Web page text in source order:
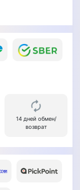
14 дней обмен/
возврат